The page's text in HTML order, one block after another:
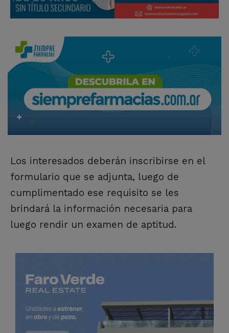
Los interesados deberán inscribirse en el
formulario que se adjunta, luego de
cumplimentado ese requisito se les
brindará la información necesaria para
luego rendir un examen de aptitud.